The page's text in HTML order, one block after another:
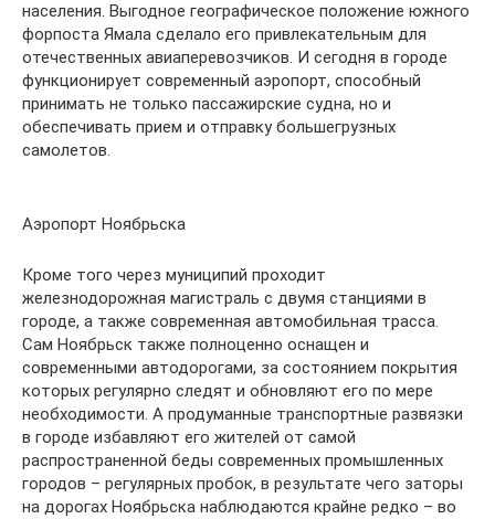
населения. Выгодное географическое положение южного
форпоста Ямала сделало его привлекательным для
отечественных авиаперевозчиков. И сегодня в городе
функционирует современный аэропорт, способный
принимать не только пассажирские судна, но и
обеспечивать прием и отправку большегрузных
самолетов.
Аэропорт Ноябрьска
Кроме того через муниципий проходит
железнодорожная магистраль с двумя станциями в
городе, а также современная автомобильная трасса.
Сам Ноябрьск также полноценно оснащен и
современными автодорогами, за состоянием покрытия
которых регулярно следят и обновляют его по мере
необходимости. А продуманные транспортные развязки
в городе избавляют его жителей от самой
распространенной беды современных промышленных
городов – регулярных пробок, в результате чего заторы
на дорогах Ноябрьска наблюдаются крайне редко – во